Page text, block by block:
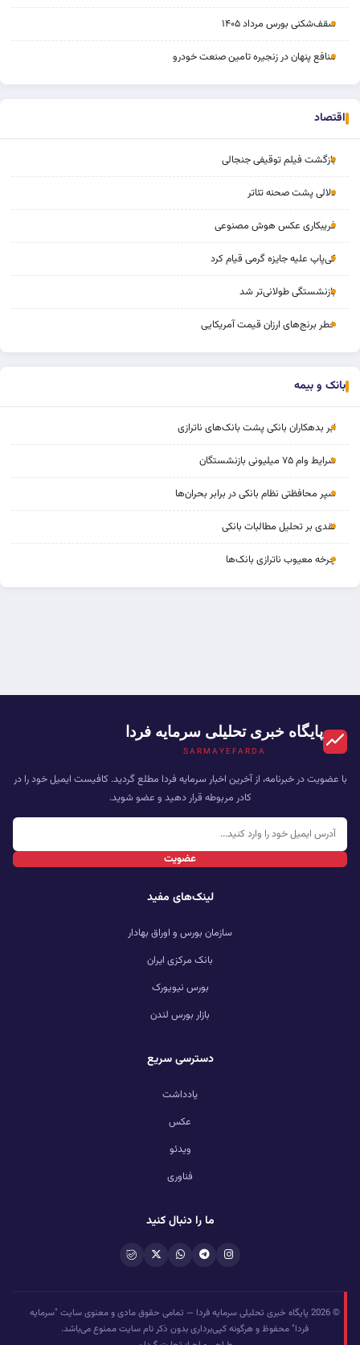
سقف‌شکنی بورس مرداد ۱۴۰۵
منافع پنهان در زنجیره تامین صنعت خودرو
اقتصاد
بازگشت فیلم توقیفی جنجالی
دلالی پشت صحنه تئاتر
فریبکاری عکس هوش مصنوعی
کی‌پاپ علیه جایزه گرمی قیام کرد
بازنشستگی طولانی‌تر شد
خطر برنج‌های ارزان قیمت آمریکایی
بانک و بیمه
ابر بدهکاران بانکی پشت بانک‌های ناترازی
شرایط وام ۷۵ میلیونی بازنشستگان
سپر محافظتی نظام بانکی در برابر بحران‌ها
نقدی بر تحلیل مطالبات بانکی
چرخه‌ معیوب ناترازی بانک‌ها
پایگاه خبری تحلیلی سرمایه فردا
SARMAYEFARDA
با عضویت در خبرنامه، از آخرین اخبار سرمایه فردا مطلع گردید. کافیست ایمیل خود را در
کادر مربوطه قرار دهید و عضو شوید.
عضویت
لینک‌های مفید
سازمان بورس و اوراق بهادار
بانک مرکزی ایران
بورس نیویورک
بازار بورس لندن
دسترسی سریع
یادداشت
عکس
ویدئو
فناوری
ما را دنبال کنید
© 2026 پایگاه خبری تحلیلی سرمایه فردا — تمامی حقوق مادی و معنوی سایت "سرمایه
فردا" محفوظ و هرگونه کپی‌برداری بدون ذکر نام سایت ممنوع می‌باشد.